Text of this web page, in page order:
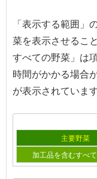
「表示する範囲」
菜を表示させるこ
すべての野菜」は
時間がかかる場合
が表示されています
主要野菜
加工品を含むすべ